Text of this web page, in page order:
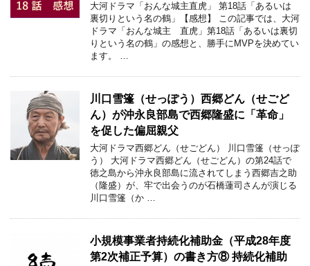
大河ドラマ「おんな城主直虎」 第18話「あるいは
裏切りという名の鶴」【感想】 この記事では、大河
ドラマ「おんな城主 直虎」第18話「あるいは裏切
りという名の鶴」の感想と、勝手にMVPを決めてい
ます。 …
川口雪篷（せっぽう）西郷どん（せごど
ん）が沖永良部島で西郷隆盛に「革命」
を促した偏屈親父
大河ドラマ西郷どん（せごどん） 川口雪篷（せっぽ
う） 大河ドラマ西郷どん（せごどん）の第24話で
徳之島から沖永良部島に流されてしまう西郷吉之助
（隆盛）が、牢で出会うのが石橋蓮司さんが演じる
川口雪篷（か …
小規模事業者持続化補助金（平成28年度
第2次補正予算）の書き方⑧ 持続化補助